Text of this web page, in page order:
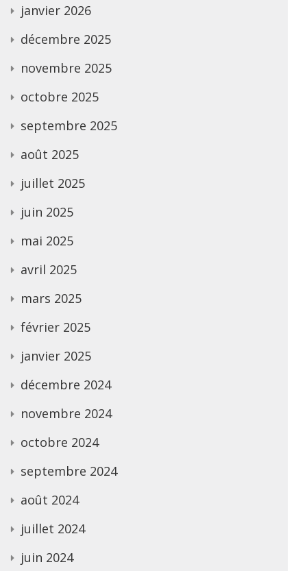
janvier 2026
décembre 2025
novembre 2025
octobre 2025
septembre 2025
août 2025
juillet 2025
juin 2025
mai 2025
avril 2025
mars 2025
février 2025
janvier 2025
décembre 2024
novembre 2024
octobre 2024
septembre 2024
août 2024
juillet 2024
juin 2024